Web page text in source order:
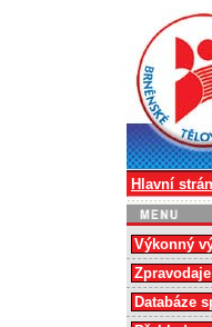
Hlavní
Výkonný
Databáze